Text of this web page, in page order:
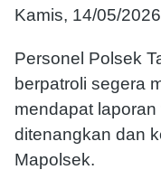
Kamis, 14/05/
Personel Polsek
berpatroli segera
mendapat
ditenangkan dan
Mapolsek.